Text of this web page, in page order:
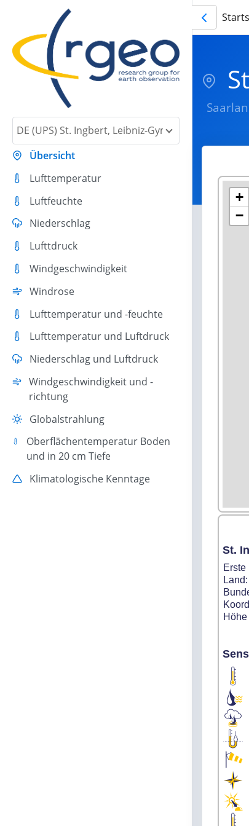
DE (UPS) St. Ingbert, Leibniz-Gymnasium
Übersicht
Lufttemperatur
Luftfeuchte
Niederschlag
Lufttdruck
Windgeschwindigkeit
Windrose
Lufttemperatur und -feuchte
Lufttemperatur und Luftdruck
Niederschlag und Luftdruck
Windgeschwindigkeit und -
richtung
Globalstrahlung
Oberflächentemperatur Boden
und in 20 cm Tiefe
Klimatologische Kenntage
+
−
St.
Erste
Land: